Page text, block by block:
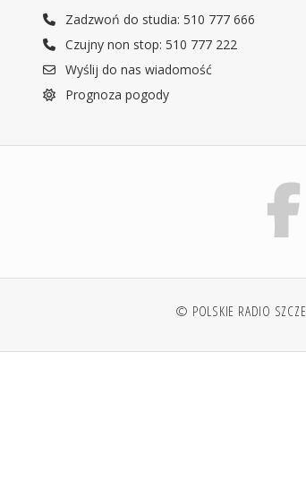
Zadzwoń do studia: 510 777 666
Czujny non stop: 510 777 222
Wyślij do nas wiadomość
Prognoza pogody
© POLSKIE RADIO